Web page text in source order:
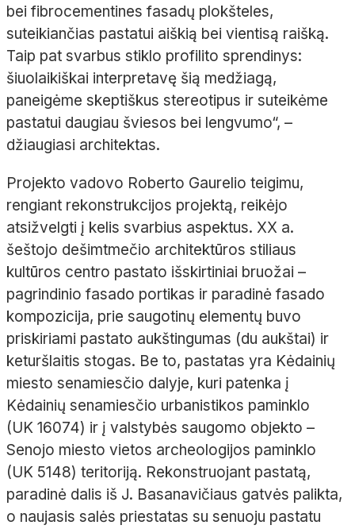
bei fibrocementines fasadų plokšteles,
suteikiančias pastatui aiškią bei vientisą raišką.
Taip pat svarbus stiklo profilito sprendinys:
šiuolaikiškai interpretavę šią medžiagą,
paneigėme skeptiškus stereotipus ir suteikėme
pastatui daugiau šviesos bei lengvumo“, –
džiaugiasi architektas.
Projekto vadovo Roberto Gaurelio teigimu,
rengiant rekonstrukcijos projektą, reikėjo
atsižvelgti į kelis svarbius aspektus. XX a.
šeštojo dešimtmečio architektūros stiliaus
kultūros centro pastato išskirtiniai bruožai –
pagrindinio fasado portikas ir paradinė fasado
kompozicija, prie saugotinų elementų buvo
priskiriami pastato aukštingumas (du aukštai) ir
keturšlaitis stogas. Be to, pastatas yra Kėdainių
miesto senamiesčio dalyje, kuri patenka į
Kėdainių senamiesčio urbanistikos paminklo
(UK 16074) ir į valstybės saugomo objekto –
Senojo miesto vietos archeologijos paminklo
(UK 5148) teritoriją. Rekonstruojant pastatą,
paradinė dalis iš J. Basanavičiaus gatvės palikta,
o naujasis salės priestatas su senuoju pastatu